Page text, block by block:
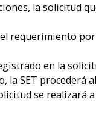
la solicitud
requerimiento
en la
SET procederá
se realizará